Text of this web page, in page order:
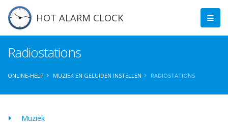
HOT ALARM CLOCK
Radiostations
ONLINE-HELP MUZIEK EN GELUIDEN INSTELLEN RADIOSTATIONS
Muziek